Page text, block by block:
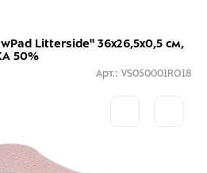
Litterside" 36x26,5x0,5 см,
50%
Арт.: VS050001RO18